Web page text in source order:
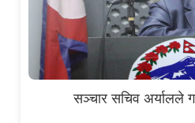
सञ्चार सचिव अर्यालले